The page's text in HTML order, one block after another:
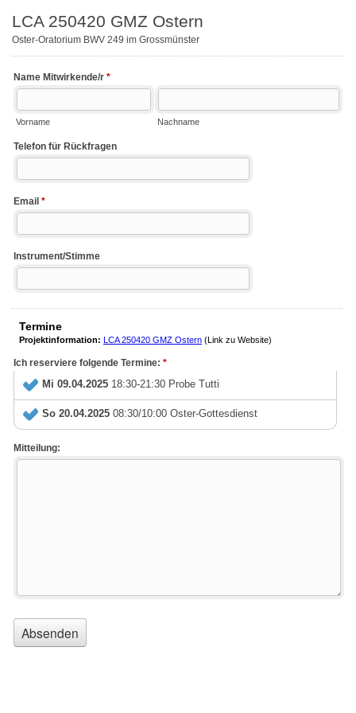
LCA 250420 GMZ Ostern
Oster-Oratorium BWV 249 im Grossmünster
Name Mitwirkende/r *
Vorname Nachname
Telefon für Rückfragen
Email *
Instrument/Stimme
Termine
Projektinformation: LCA 250420 GMZ Ostern (Link zu Website)
Ich reserviere folgende Termine: *
Mi 09.04.2025 18:30-21:30 Probe Tutti
So 20.04.2025 08:30/10:00 Oster-Gottesdienst
Mitteilung: